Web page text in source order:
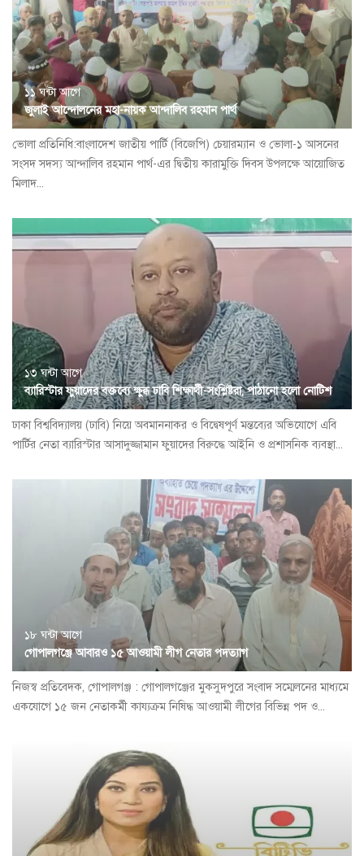
১১ ঘন্টা আগে
জুলাই আন্দোলনের মহা-নায়ক আন্দালিব রহমান পার্থ
ভোলা প্রতিনিধি:বাংলাদেশ জাতীয় পার্টি (বিজেপি) চেয়ারম্যান ও ভোলা-১ আসনের
সংসদ সদস্য আন্দালিব রহমান পার্থ-এর দ্বিতীয় কারামুক্তি দিবস উপলক্ষে আয়োজিত
মিলাদ...
১৩ ঘন্টা আগে
ব্যারিস্টার ফুয়াদের বক্তব্যে ক্ষুব্ধ ঢাবি শিক্ষার্থী-সংশ্লিষ্টরা, পাঠানো হলো নোটিশ
ঢাকা বিশ্ববিদ্যালয় (ঢাবি) নিয়ে অবমাননাকর ও বিদ্বেষপূর্ণ মন্তব্যের অভিযোগে এবি
পার্টির নেতা ব্যারিস্টার আসাদুজ্জামান ফুয়াদের বিরুদ্ধে আইনি ও প্রশাসনিক ব্যবস্থা...
১৮ ঘন্টা আগে
গোপালগঞ্জে আবারও ১৫ আওয়ামী লীগ নেতার পদত্যাগ
নিজস্ব প্রতিবেদক, গোপালগঞ্জ : গোপালগঞ্জের মুকসুদপুরে সংবাদ সম্মেলনের মাধ্যমে
একযোগে ১৫ জন নেতাকর্মী কায্যক্রম নিষিদ্ধ আওয়ামী লীগের বিভিন্ন পদ ও...